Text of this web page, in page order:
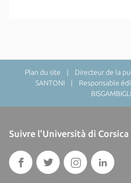
Plan du site | Directeur de la
SANTONI | Responsable
Suivre l'Università di Corsica